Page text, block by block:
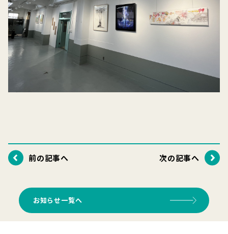
前の記事へ 次の記事へ
お知らせ一覧へ